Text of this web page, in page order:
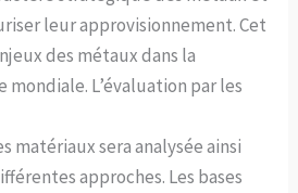
leur approvisionnement. Cet
des métaux dans la
L’évaluation par les
matériaux sera analysée ainsi
approches. Les bases